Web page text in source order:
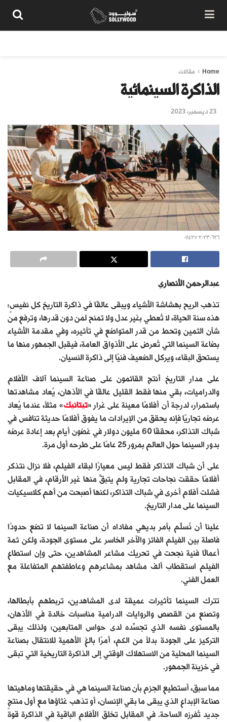
Home مقالات
الذاكرة السينمائية
23 ديسمبر، 2023
٢٠٢٣٠٦٢٦ ٠١١٤٢٧
عبدالرحمن الأنصاري
تذهب الريح بهشاشة الأشياء ويبقى عالقًا في ذاكرة التاريخ كل نفيسٍ؛
هذه سنة الحياة، لا تُعطي بغير عدل ولا تمنح لمن دون قدرها، وترفع من
شأن الثمين وتحط من قدر المتواضع في تأثيره، وفي مقدمة الأشياء
بضاعة السينما التي تُعرض على الأذواق العامة، فيقبل الجمهور منها ما
يستحق البقاء، ويركل الضعيف فنيًا إلى ذاكرة النسيان.
على مدار التاريخ أنتج القائمون على صناعة السينما آلاف الأفلام
والدراميات، بقي منها فقط القليل عالقًا في الأذهان، يُعاد مشاهدتها
باستمرار، لدرجة أن أفلامًا معينة على غرار «تيتانيك» مثلاً، عندما يُعاد
عرضه تجاريًا فإنه يحقق من الإيرادات ما يفوق أفلامًا حديثة تنافس في
شباك التذاكر، محققًا 60 مليون دولار في غضون أيام بعد إعادة عرضه
بدور السينما حول العالم بمرور 25 عامًا على طرحه أول مرة.
على أن شباك التذاكر فقط ليس معيارًا لبقاء الفيلم، فلا نزال نتذكر
أفلامًا حققت نجاحات تجارية ولم يتبقَّ منها غير الأرقام، في المقابل
فشلت أفلام أخرى في شباك التذاكر، لكنها أصبحت من أهم كلاسيكيات
السينما على مدار التاريخ.
علينا أن نُسلّم بأمر بديهي مفاداه أن صناعة السينما لا تضع حدودًا
فاصلة بين الفيلم الفائز والآخر الخاسر على مستوى الجودة، ولكن ثمة
أعمالًا فنية نجحت في تحريك مشاعر المشاهدين، حتى وإن استطاع
الفيلم استقطاب ألف مشاهد بمشاعرهم وعاطفتهم المتفاعلة مع
العمل الفني.
تترك السينما تأثيرات عميقة لدى المشاهدين، تربطهم بأبطالها،
وتصنع من القصص والروايات الدرامية مناسبات خالدة في الأذهان،
بالمستوى نفسه الذي تجسِّده لدى حواس المتابعين؛ ولذلك يبقى
التركيز على الجودة بدلاً من الكم، أمرًا بالغ الأهمية للانتقال بصناعة
السينما المحلية من الاستهلاك الوقتي إلى الذاكرة التاريخية التي تبقى
في خزينة الجمهور.
مما سبق، أستطيع الجزم بأن صناعة السينما هي في حقيقتها وماهيتها
صناعة الإبداع الذي يبقى ما بقي الإنسان، أو تذهب غثاؤها مع أول منتجٍ
جديد تُفرزه الساحة. في المقابل تخلق الأفلام الباقية في الذاكرة قوة